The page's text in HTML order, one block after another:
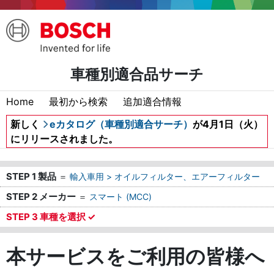
車種別適合品サーチ
Home 最初から検索
追加適合情報
新しく
eカタログ（車種別適合サーチ） が4月1日（火）
にリリースされました。
STEP 1 製品 ＝ 輸入車用 > オイルフィルター、エアーフィルター
STEP 2 メーカー ＝ スマート (MCC)
STEP 3 車種を選択 ✓
本サービスをご利用の皆様へ